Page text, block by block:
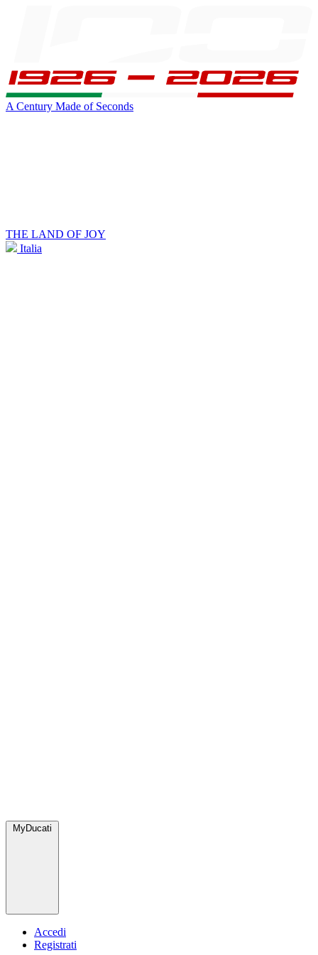
A Century Made of Seconds
THE LAND OF JOY
Italia
MyDucati
Accedi
Registrati